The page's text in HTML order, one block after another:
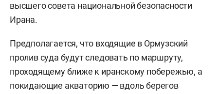
высшего совета национальной безопасности
Ирана.
Предполагается, что входящие в Ормузский
пролив суда будут следовать по маршруту,
проходящему ближе к иранскому побережью, а
покидающие акваторию — вдоль берегов